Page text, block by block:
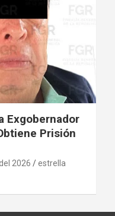
Exgobernador
Prisión
2026 estrella